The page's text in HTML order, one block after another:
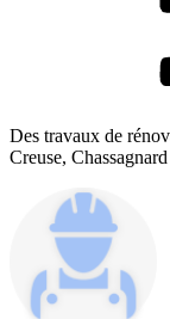
Des travaux de
Creuse,